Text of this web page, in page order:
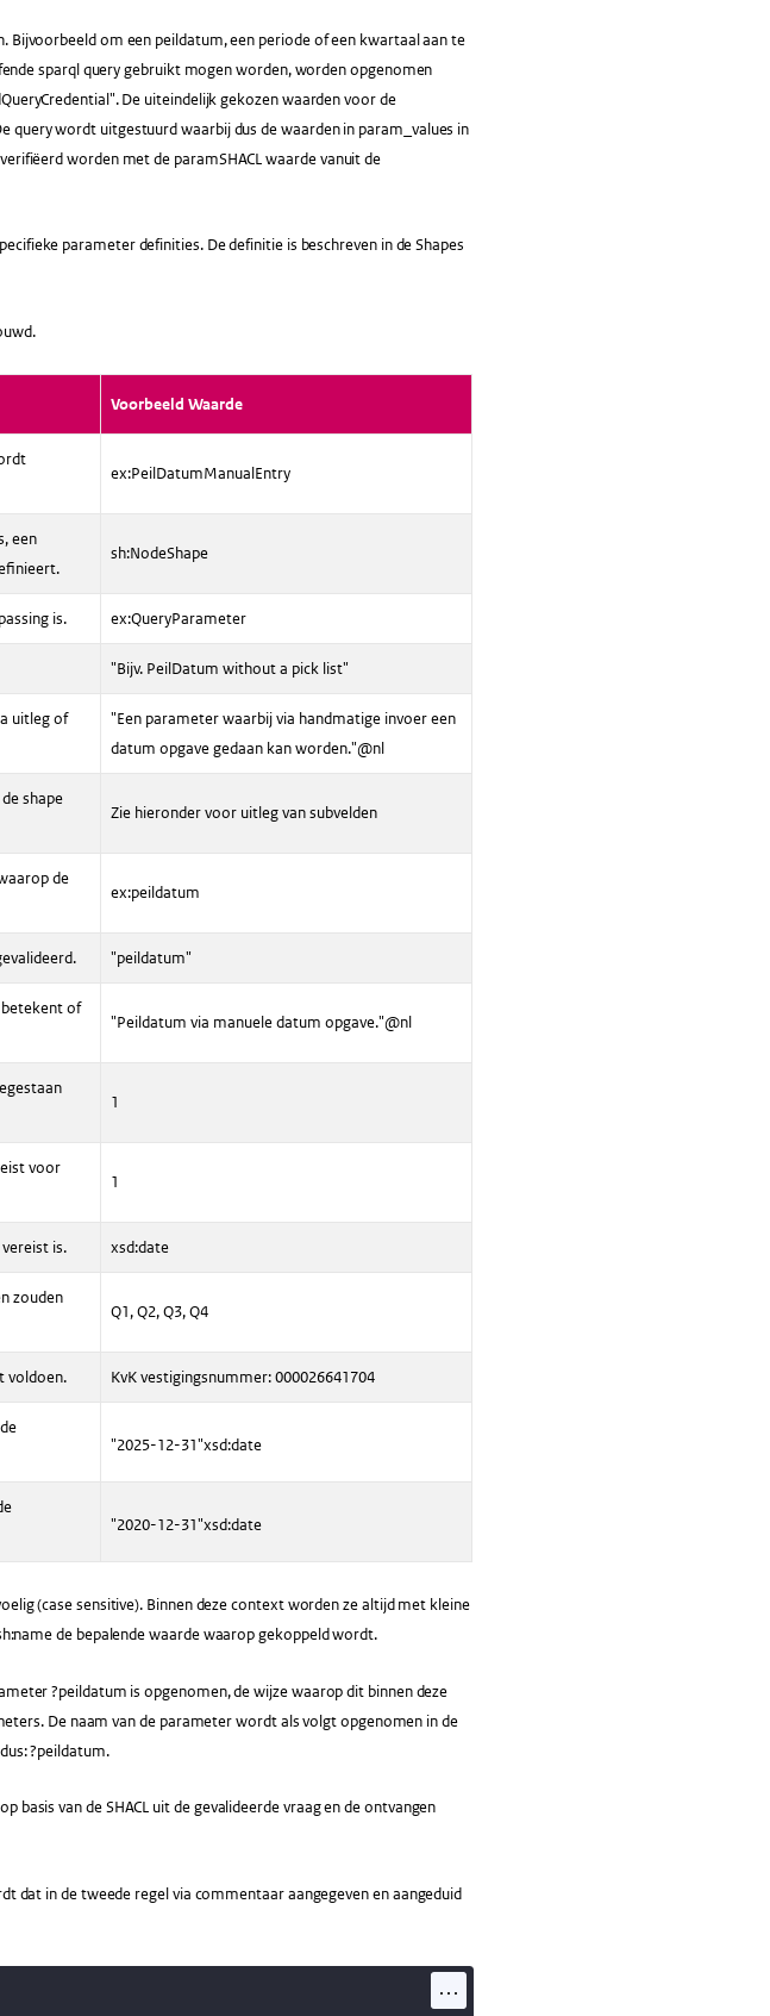
Bijvoorbeeld om een peildatum, een periode of een kwartaal aan te
sparql query gebruikt mogen worden, worden opgenomen
De uiteindelijk gekozen waarden voor de
query wordt uitgestuurd waarbij dus de waarden in param_values in
worden met de paramSHACL waarde vanuit de
parameter definities. De definitie is beschreven in de Shapes
Voorbeeld Waarde
ex:PeilDatumManualEntry
een
sh:NodeShape
is. ex:QueryParameter
"Bijv. PeilDatum without a pick list"
uitleg of
"Een parameter waarbij via handmatige invoer een
datum opgave gedaan kan worden."@nl
shape
Zie hieronder voor uitleg van subvelden
de
ex:peildatum
"peildatum"
betekent of
"Peildatum via manuele datum opgave."@nl
1
voor
1
is. xsd:date
zouden
Q1, Q2, Q3, Q4
voldoen. KvK vestigingsnummer: 000026641704
"2025-12-31"xsd:date
"2020-12-31"xsd:date
(case sensitive). Binnen deze context worden ze altijd met kleine
de bepalende waarde waarop gekoppeld wordt.
?peildatum is opgenomen, de wijze waarop dit binnen deze
De naam van de parameter wordt als volgt opgenomen in de
?peildatum.
van de SHACL uit de gevalideerde vraag en de ontvangen
dat in de tweede regel via commentaar aangegeven en aangeduid
...